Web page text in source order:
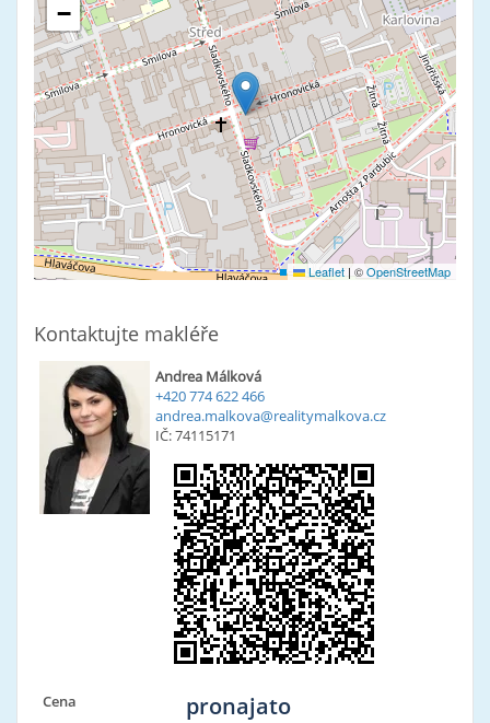
−
Leaflet | ©OpenStreetMap
Kontaktujte makléře
Andrea Málková
+420 774 622 466
andrea.malkova@realitymalkova.cz
IČ: 74115171
Cena pronajato